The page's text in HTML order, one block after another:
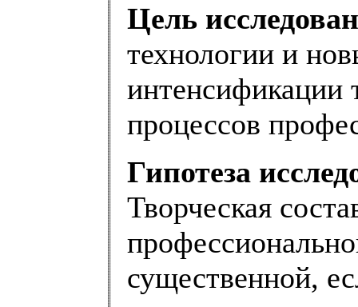
Цель
технологии и
интенсификации
процессов
Гипотеза
Творческая
существенной,